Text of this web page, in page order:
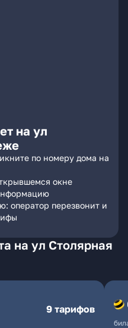
на ул
по номеру дома на
окне
оператор перезвонит и
на ул Столярная
9 тарифов